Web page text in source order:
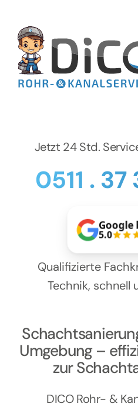
springen
Jetzt 24 Std.
0511 .
5.0
Qualifizierte
Technik, schnell
Umgebung –
zur
DICO Rohr- &